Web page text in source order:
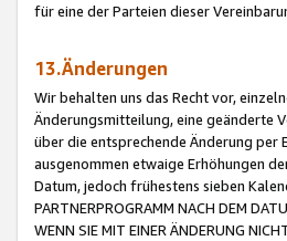
für eine der Parteien dieser
13.Änderungen
Wir behalten uns das Recht vor,
Änderungsmitteilung, eine geänderte
über die entsprechende Änderung per
ausgenommen etwaige Erhöhungen
Datum, jedoch frühestens sieben
PARTNERPROGRAMM NACH DEM
WENN SIE MIT EINER ÄNDERUNG